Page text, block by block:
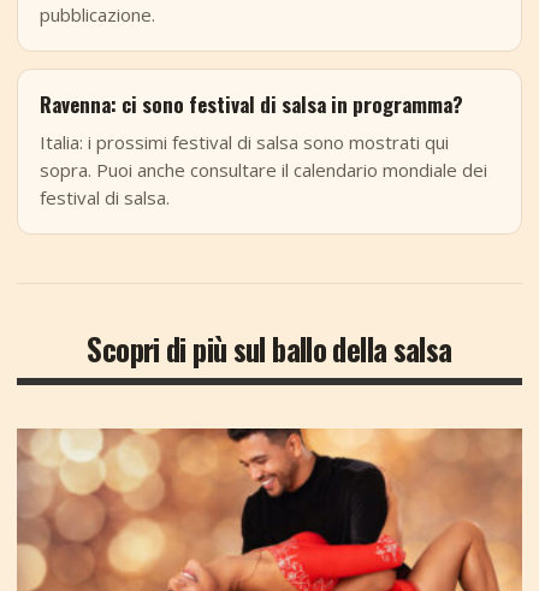
pubblicazione.
Ravenna: ci sono festival di salsa in programma?
Italia: i prossimi festival di salsa sono mostrati qui
sopra. Puoi anche consultare il calendario mondiale dei
festival di salsa.
Scopri di più sul ballo della salsa